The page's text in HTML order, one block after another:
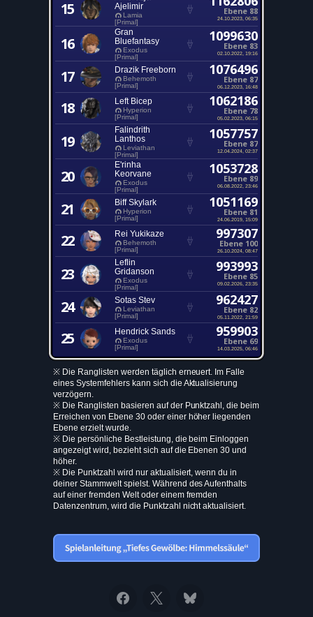
15
Ajelimir
Lamia
[Primal]
Ebene 88
24.10.2023, 06:35
16
Gran
Bluefantasy
Exodus
[Primal]
1099630
Ebene 83
02.10.2022, 19:16
17 Drazik Freeborn
Behemoth
[Primal]
1076496
Ebene 87
06.12.2023, 16:48
18 Left Bicep
Hyperion
[Primal]
1062186
Ebene 78
05.02.2023, 06:15
19
Falindrith
Lanthos
Leviathan
[Primal]
1057757
Ebene 87
12.04.2024, 02:37
20
E'rinha
Keorvane
Exodus
[Primal]
1053728
Ebene 89
06.08.2022, 23:46
21 Biff Skylark
Hyperion
[Primal]
1051169
Ebene 81
24.06.2019, 15:09
22 Rei Yukikaze
Behemoth
[Primal]
997307
Ebene 100
26.10.2024, 08:47
23
Leflin
Gridanson
Exodus
[Primal]
993993
Ebene 85
09.02.2026, 23:35
24 Sotas Stev
Leviathan
[Primal]
962427
Ebene 82
05.11.2022, 21:59
25 Hendrick Sands
Exodus
[Primal]
959903
Ebene 69
14.03.2025, 06:46
※ Die Ranglisten werden täglich erneuert. Im Falle
eines Systemfehlers kann sich die Aktualisierung
verzögern.
※ Die Ranglisten basieren auf der Punktzahl, die beim
Erreichen von Ebene 30 oder einer höher liegenden
Ebene erzielt wurde.
※ Die persönliche Bestleistung, die beim Einloggen
angezeigt wird, bezieht sich auf die Ebenen 30 und
höher.
※ Die Punktzahl wird nur aktualisiert, wenn du in
deiner Stammwelt spielst. Während des Aufenthalts
auf einer fremden Welt oder einem fremden
Datenzentrum, wird die Punktzahl nicht aktualisiert.